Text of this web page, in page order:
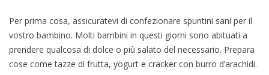
Per prima cosa, assicuratevi di confezionare spuntini sani per il
vostro bambino. Molti bambini in questi giorni sono abituati a
prendere qualcosa di dolce o più salato del necessario. Prepara
cose come tazze di frutta, yogurt e cracker con burro d’arachidi.